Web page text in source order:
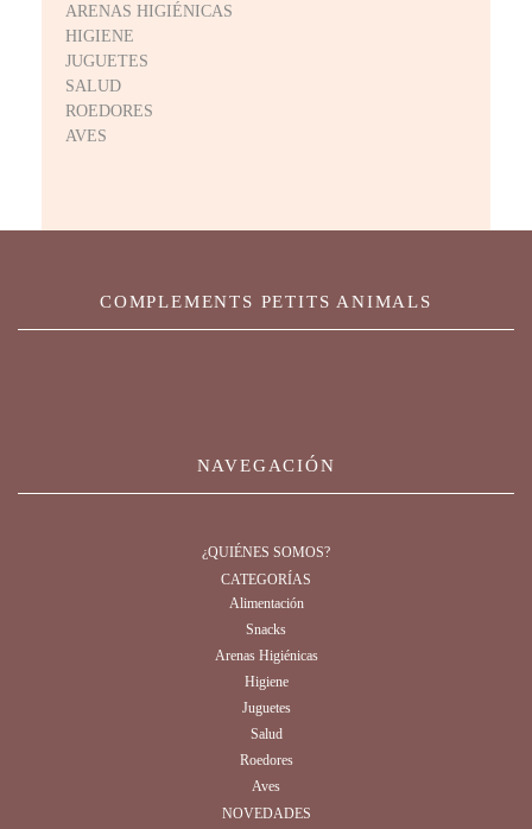
ARENAS HIGIÉNICAS
HIGIENE
JUGUETES
SALUD
ROEDORES
AVES
COMPLEMENTS PETITS ANIMALS
NAVEGACIÓN
¿QUIÉNES SOMOS?
CATEGORÍAS
Alimentación
Snacks
Arenas Higiénicas
Higiene
Juguetes
Salud
Roedores
Aves
NOVEDADES